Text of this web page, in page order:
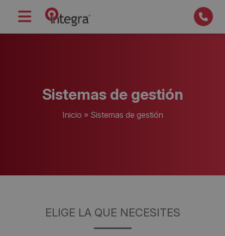
Sistemas de gestión
Inicio » Sistemas de gestión
ELIGE LA QUE NECESITES